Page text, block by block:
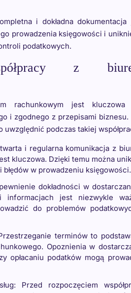
i dokładna dokumentacja
prowadzenia księgowości i
podatkowych.
z
rachunkowym jest kluczowa
i zgodnego z przepisami biznesu.
uwzględnić podczas takiej
i regularna komunikacja z
kluczowa. Dzięki temu można
błędów w prowadzeniu księgowości.
dokładności w
informacjach jest niezwykle
do problemów
terminów to
Opoznienia w
opłacaniu podatków mogą
Przed rozpoczęciem